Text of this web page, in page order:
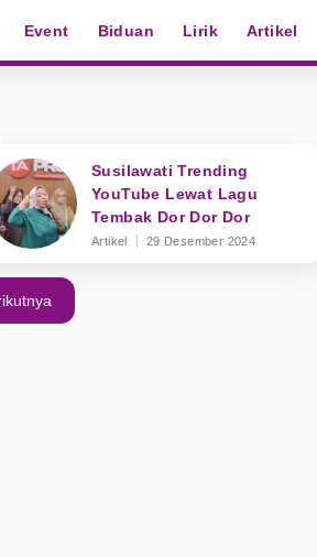
Event Biduan Lirik Artikel
Susilawati Trending
YouTube Lewat Lagu
Tembak Dor Dor Dor
Artikel 29 Desember 2024